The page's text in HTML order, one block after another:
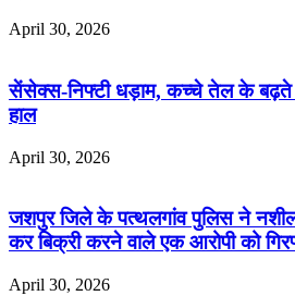
April 30, 2026
सेंसेक्स-निफ्टी धड़ाम, कच्चे तेल के बढ़ते
हाल
April 30, 2026
जशपुर जिले के पत्थलगांव पुलिस ने
कर बिक्री करने वाले एक आरोपी को
April 30, 2026